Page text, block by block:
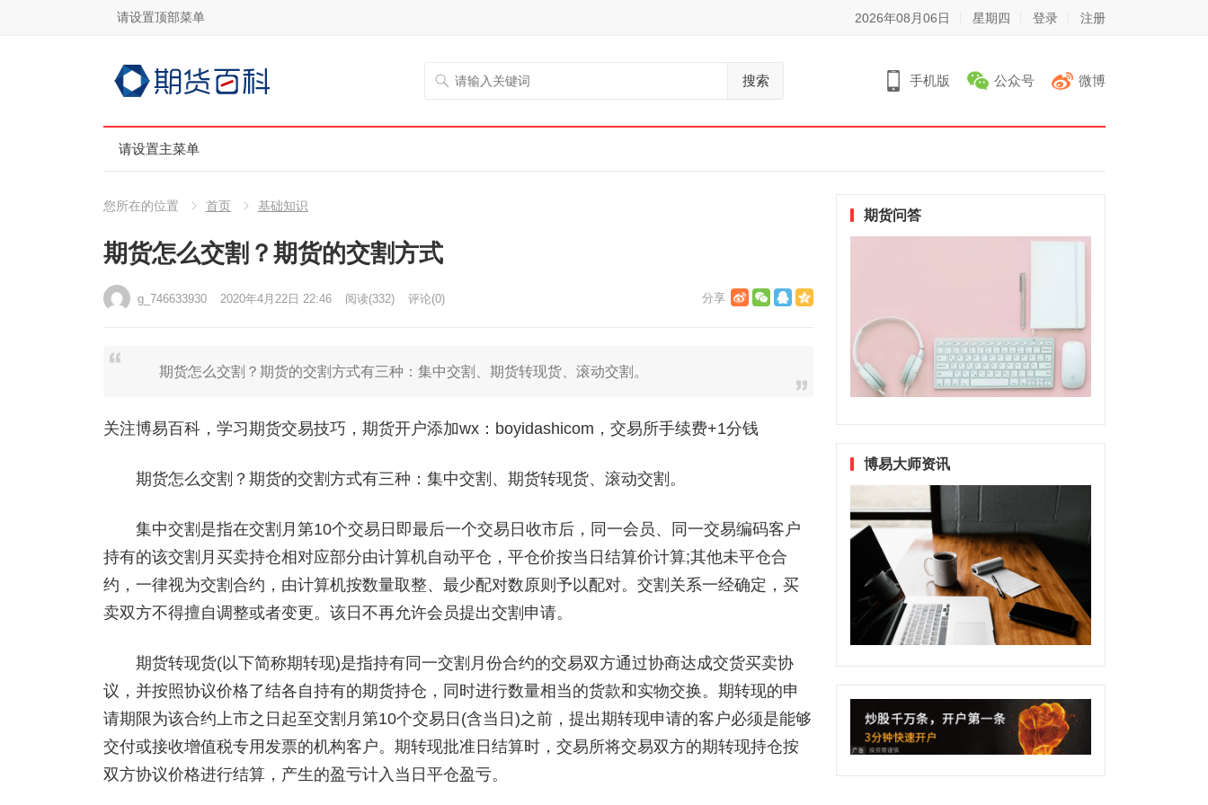
请设置顶部菜单 2026年08月06日 星期四 登录 注册
搜索 手机版 公众号 微博
请设置主菜单
您所在的位置 首页 基础知识
期货怎么交割？期货的交割方式
g_746633930 2020年4月22日 22:46 阅读(332) 评论(0)
期货怎么交割？期货的交割方式有三种：集中交割、期货转现货、滚动交割。
关注博易百科，学习期货交易技巧，期货开户添加wx：boyidashicom，交易所手续费+1分钱
期货怎么交割？期货的交割方式有三种：集中交割、期货转现货、滚动交割。
集中交割是指在交割月第10个交易日即最后一个交易日收市后，同一会员、同一交易编码客户
持有的该交割月买卖持仓相对应部分由计算机自动平仓，平仓价按当日结算价计算;其他未平仓合
约，一律视为交割合约，由计算机按数量取整、最少配对数原则予以配对。交割关系一经确定，买
卖双方不得擅自调整或者变更。该日不再允许会员提出交割申请。
期货转现货(以下简称期转现)是指持有同一交割月份合约的交易双方通过协商达成交货买卖协
议，并按照协议价格了结各自持有的期货持仓，同时进行数量相当的货款和实物交换。期转现的申
请期限为该合约上市之日起至交割月第10个交易日(含当日)之前，提出期转现申请的客户必须是能够
交付或接收增值税专用发票的机构客户。期转现批准日结算时，交易所将交易双方的期转现持仓按
双方协议价格进行结算，产生的盈亏计入当日平仓盈亏。
期货问答
博易大师资讯